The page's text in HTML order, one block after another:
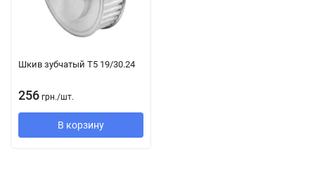
приобретается дополнительно и выбирается конкретно под
ваш посадочный диаметр.
Шкив зубчатый T5 19/30.24
256 грн./шт.
В корзину